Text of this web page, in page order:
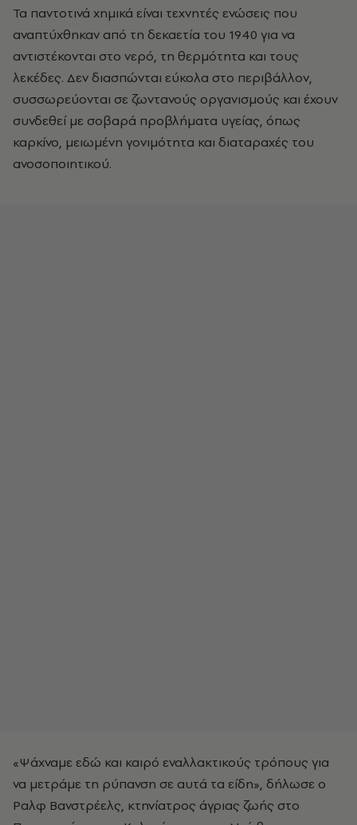
Τα παντοτινά χημικά είναι τεχνητές ενώσεις που
αναπτύχθηκαν από τη δεκαετία του 1940 για να
αντιστέκονται στο νερό, τη θερμότητα και τους
λεκέδες. Δεν διασπώνται εύκολα στο περιβάλλον,
συσσωρεύονται σε ζωντανούς οργανισμούς και έχουν
συνδεθεί με σοβαρά προβλήματα υγείας, όπως
καρκίνο, μειωμένη γονιμότητα και διαταραχές του
ανοσοποιητικού.
«Ψάχναμε εδώ και καιρό εναλλακτικούς τρόπους για
να μετράμε τη ρύπανση σε αυτά τα είδη», δήλωσε ο
Ραλφ Βανστρέελς, κτηνίατρος άγριας ζωής στο